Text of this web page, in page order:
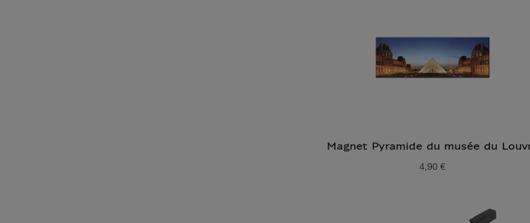
Magnet Pyramide du musée du
Prix ​​actuel
4,90 €